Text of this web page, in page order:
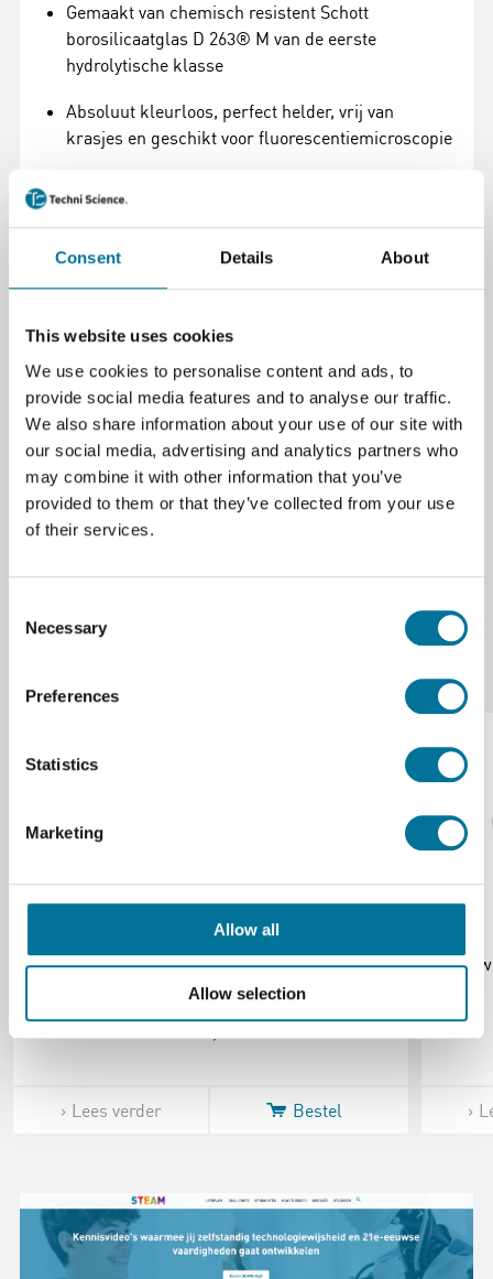
Consent Details About
This website uses cookies
We use cookies to personalise content and ads, to
provide social media features and to analyse our traffic.
We also share information about your use of our site with
our social media, advertising and analytics partners who
may combine it with other information that you’ve
provided to them or that they’ve collected from your use
of their services.
Selection
Necessary
Preferences
Statistics
Marketing
Allow all
Allow selection
Gemaakt van chemisch resistent Schott
borosilicaatglas D 263® M van de eerste
hydrolytische klasse
Absoluut kleurloos, perfect helder, vrij van
krasjes en geschikt voor fluorescentiemicroscopie
Voor toepassingen volgens EU-verordening
2017/746 betreffende medische hulpmiddelen
voor in-vitrodiagnostiek (IVDR), met CE-merk en
traceerbaarheid
Vervaardigd in Duitsland
Specificaties
Merk Paul Marienfeld
Dekglaasjes | 22 x 22 mm | 100 stuks
€ 2,30
Lees verder Bestel